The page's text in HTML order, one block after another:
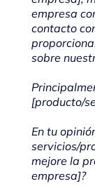
empresa
contacto
sobre
[producto/
En tu
servicios/
mejore la
empresa]?